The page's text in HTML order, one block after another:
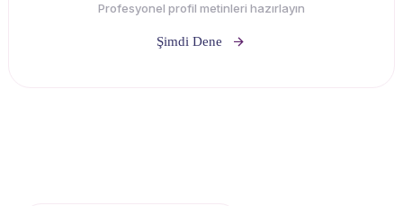
Profesyonel profil metinleri hazırlayın
Şimdi Dene